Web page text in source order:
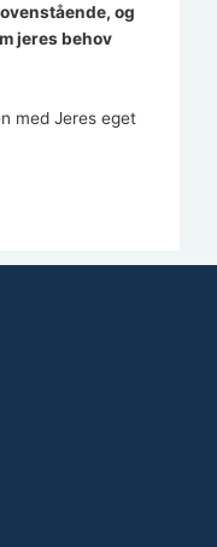
og
jeres behov
med Jeres eget